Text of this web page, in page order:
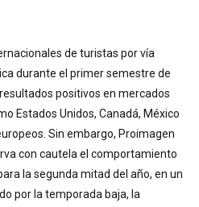
de turistas por vía
durante el primer semestre de
positivos en mercados
Estados Unidos, Canadá, México
Sin embargo, Proimagen
con cautela el comportamiento
la segunda mitad del año, en un
por la temporada baja, la